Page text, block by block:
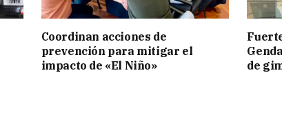
Coordinan acciones de
prevención para mitigar el
impacto de «El Niño»
de